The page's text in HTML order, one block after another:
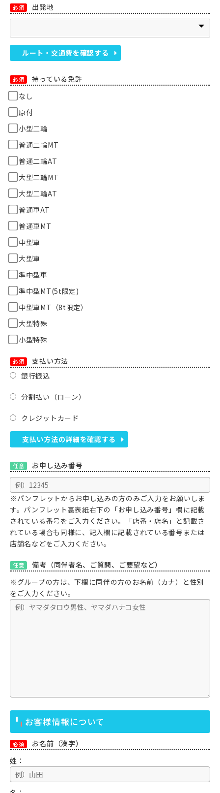
必須 出発地
ルート・交通費を確認する
必須
持っている免許
なし
原付
小型二輪
普通二輪MT
普通二輪AT
大型二輪MT
大型二輪AT
普通車AT
普通車MT
中型車
大型車
準中型車
準中型MT(5t限定)
中型車MT（8t限定）
大型特殊
小型特殊
必須
支払い方法
銀行振込
分割払い（ローン）
クレジットカード
支払い方法の詳細を確認する
任意 お申し込み番号
※パンフレットからお申し込みの方のみご入力をお願いしま
す。パンフレット裏表紙右下の「お申し込み番号」欄に記載
されている番号をご入力ください。「店番・店名」と記載さ
れている場合も同様に、記入欄に記載されている番号または
店舗名などをご入力ください。
任意
備考（同伴者名、ご質問、ご要望など）
※グループの方は、下欄に同伴の方のお名前（カナ）と性別
をご入力ください。
お客様情報について
必須
お名前（漢字）
姓：